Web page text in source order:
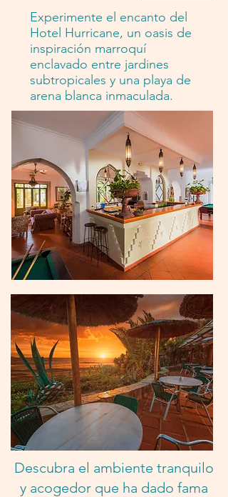
Experimente el encanto del
Hotel Hurricane, un oasis de
inspiración marroquí
enclavado entre jardines
subtropicales y una playa de
arena blanca inmaculada.
Descubra el ambiente tranquilo
y acogedor que ha dado fama